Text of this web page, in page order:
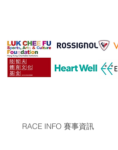
RACE INFO 賽事資訊